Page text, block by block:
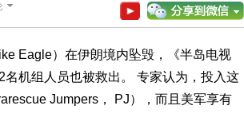
Eagle）在伊朗境内坠毁，《半岛电视
机组人员也被救出。 专家认为，投入这
Jumpers， PJ），而且美军享有